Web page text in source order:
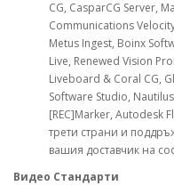
CG, CasparCG Server,
Communications
Metus Ingest, Boinx
Live, Renewed Vision
Liveboard & Coral CG,
Software Studio,
[REC]Marker, Autodesk
трети страни и
вашия доставчик на
Видео Стандарти